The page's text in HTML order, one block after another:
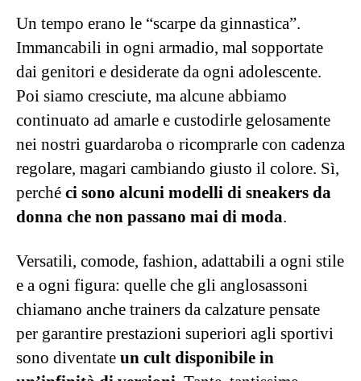
Un tempo erano le “scarpe da ginnastica”.
Immancabili in ogni armadio, mal sopportate
dai genitori e desiderate da ogni adolescente.
Poi siamo cresciute, ma alcune abbiamo
continuato ad amarle e custodirle gelosamente
nei nostri guardaroba o ricomprarle con cadenza
regolare, magari cambiando giusto il colore. Sì,
perché ci sono alcuni modelli di sneakers da
donna che non passano mai di moda.
Versatili, comode, fashion, adattabili a ogni stile
e a ogni figura: quelle che gli anglosassoni
chiamano anche trainers da calzature pensate
per garantire prestazioni superiori agli sportivi
sono diventate un cult disponibile in